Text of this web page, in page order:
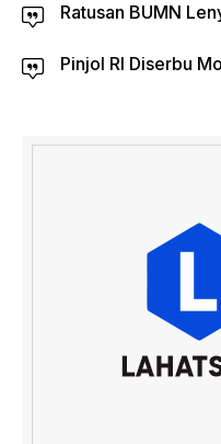
Ratusan BUMN
Pinjol RI Diserbu